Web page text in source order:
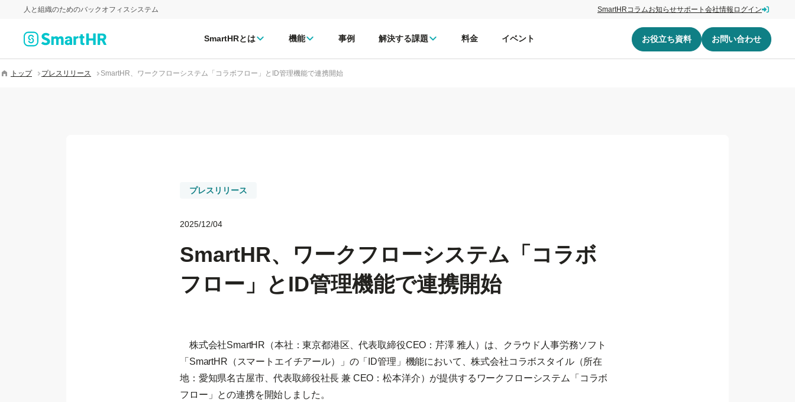
人と組織のためのバックオフィスシステム SmartHRコラムお知らせサポート 会社情報 ログイン
SmartHRとは 機能 事例 解決する課題 料金 イベント お役立ち資料 お問い合わせ
トップ プレスリリース SmartHR、ワークフローシステム「コラボフロー」とID管理機能で連携開始
プレスリリース
2025/12/04
SmartHR、ワークフローシステム「コラボ
フロー」とID管理機能で連携開始
株式会社SmartHR（本社：東京都港区、代表取締役CEO：芹澤 雅人）は、クラウド人事労務ソフト
「SmartHR（スマートエイチアール）」の「ID管理」機能において、株式会社コラボスタイル（所在
地：愛知県名古屋市、代表取締役社長 兼 CEO：松本洋介）が提供するワークフローシステム「コラボ
フロー」との連携を開始しました。